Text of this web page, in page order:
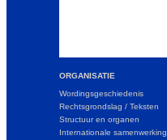
ORGANISATIE
Wordingsgeschiedenis
Rechtsgrondslag / Teksten
Structuur en organen
Internationale samenwerking